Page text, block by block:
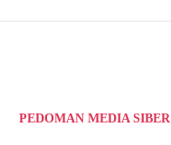
PEDOMAN MEDIA SIBER